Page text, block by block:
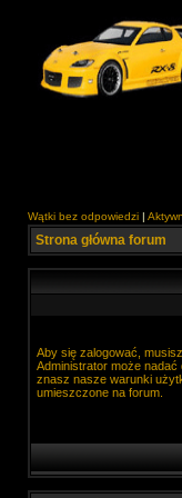
Wątki bez odpowiedzi |
Strona główna forum
Aby się zalogować,
Administrator może
znasz nasze warunki
umieszczone na forum.